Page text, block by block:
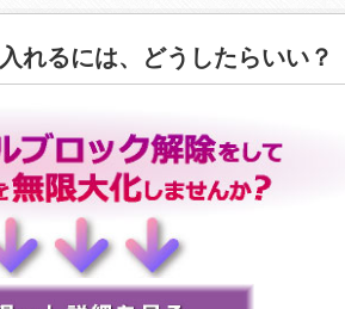
れるには、どうしたらいい？